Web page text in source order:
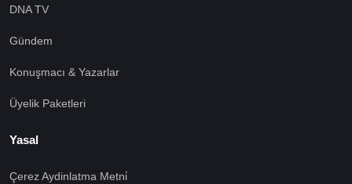
DNA TV
Gündem
Konuşmacı & Yazarlar
Üyelik Paketleri
Yasal
Çerez Aydinlatma Metni̇